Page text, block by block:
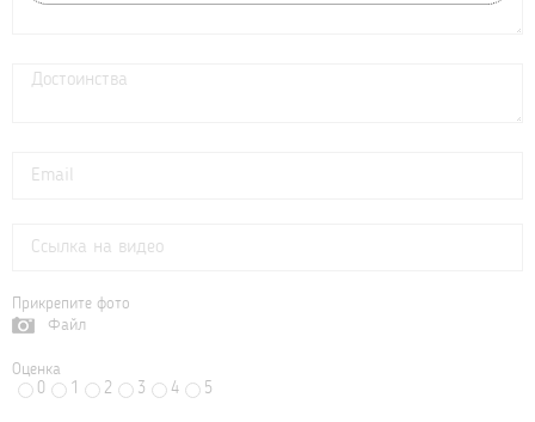
Прикрепите фото
Файл
Оценка
0
1 2 3 4 5